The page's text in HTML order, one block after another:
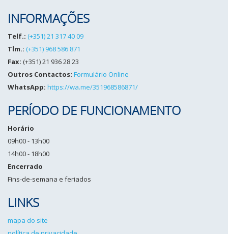
INFORMAÇÕES
Telf.: (+351) 21 317 40 09
Tlm.: (+351) 968 586 871
Fax: (+351) 21 936 28 23
Outros Contactos: Formulário Online
WhatsApp: https://wa.me/351968586871/
PERÍODO DE FUNCIONAMENTO
Horário
09h00 - 13h00
14h00 - 18h00
Encerrado
Fins-de-semana e feriados
LINKS
mapa do site